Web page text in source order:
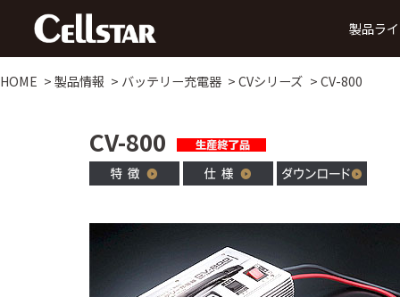
製品ラ
ドライブレコーダー
後方録画
タイプ
前方・後方録画
タイプ
360° 録画
タイプ
前方・
SDカード購入で更新
HOME 製品情報 バッテリー充電器 CVシリーズ CV-800
CV-800